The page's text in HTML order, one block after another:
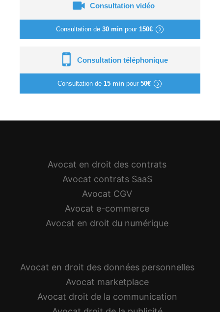
Consultation vidéo
Consultation de 30 minpour 150€
Consultation téléphonique
Consultation de 15 min pour 50€
Avocat en droit des contrats
Avocat contrats SaaS
Avocat CGV
Avocat e-commerce
Avocat en droit du numérique
Avocat en droit des données personnelles
Avocat marketplace
Avocat droit de la communication